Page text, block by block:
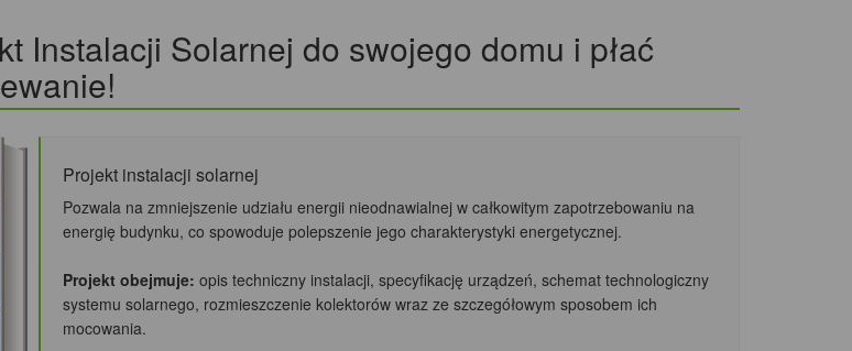
Instalacji Solarnej do swojego domu i płać
Projekt instalacji solarnej
Pozwala na zmniejszenie udziału energii nieodnawialnej w całkowitym zapotrzebowaniu na
energię budynku, co spowoduje polepszenie jego charakterystyki energetycznej.
Projekt obejmuje: opis techniczny instalacji, specyfikację urządzeń, schemat technologiczny
systemu solarnego, rozmieszczenie kolektorów wraz ze szczegółowym sposobem ich
mocowania.